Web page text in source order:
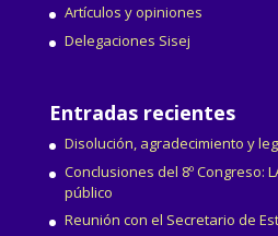
Artículos y opiniones
Delegaciones Sisej
Entradas recientes
Disolución, agradecimiento y
Conclusiones del 8º Congreso:
público
Reunión con el Secretario de